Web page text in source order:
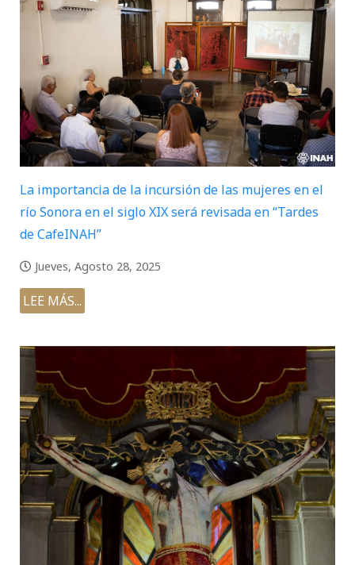
La importancia de la incursión de las mujeres en el
río Sonora en el siglo XIX será revisada en “Tardes
de CafeINAH”
Jueves, Agosto 28, 2025
LEE MÁS...